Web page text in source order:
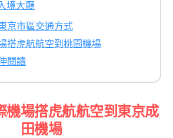
境大廳
京市區交通方式
搭虎航航空到桃園機場
閱讀
機場搭虎航航空到東京成
田機場